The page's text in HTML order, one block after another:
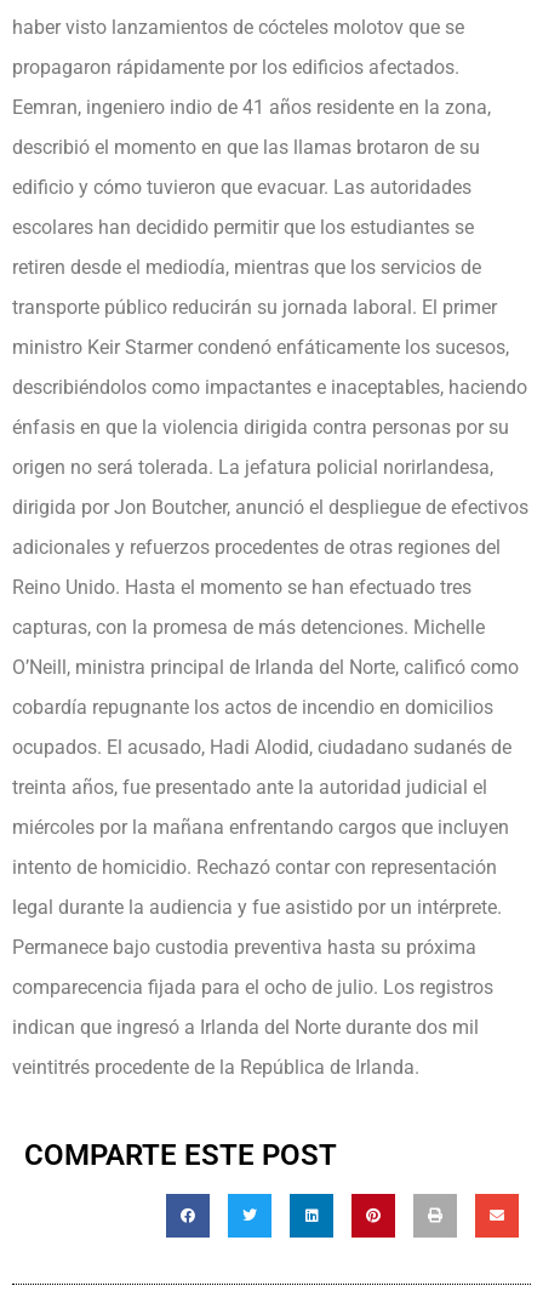
haber visto lanzamientos de cócteles molotov que se
propagaron rápidamente por los edificios afectados.
Eemran, ingeniero indio de 41 años residente en la zona,
describió el momento en que las llamas brotaron de su
edificio y cómo tuvieron que evacuar. Las autoridades
escolares han decidido permitir que los estudiantes se
retiren desde el mediodía, mientras que los servicios de
transporte público reducirán su jornada laboral. El primer
ministro Keir Starmer condenó enfáticamente los sucesos,
describiéndolos como impactantes e inaceptables, haciendo
énfasis en que la violencia dirigida contra personas por su
origen no será tolerada. La jefatura policial norirlandesa,
dirigida por Jon Boutcher, anunció el despliegue de efectivos
adicionales y refuerzos procedentes de otras regiones del
Reino Unido. Hasta el momento se han efectuado tres
capturas, con la promesa de más detenciones. Michelle
O’Neill, ministra principal de Irlanda del Norte, calificó como
cobardía repugnante los actos de incendio en domicilios
ocupados. El acusado, Hadi Alodid, ciudadano sudanés de
treinta años, fue presentado ante la autoridad judicial el
miércoles por la mañana enfrentando cargos que incluyen
intento de homicidio. Rechazó contar con representación
legal durante la audiencia y fue asistido por un intérprete.
Permanece bajo custodia preventiva hasta su próxima
comparecencia fijada para el ocho de julio. Los registros
indican que ingresó a Irlanda del Norte durante dos mil
veintitrés procedente de la República de Irlanda.
COMPARTE ESTE POST